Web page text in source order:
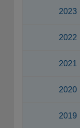
2023
2022
2021
2020
2019